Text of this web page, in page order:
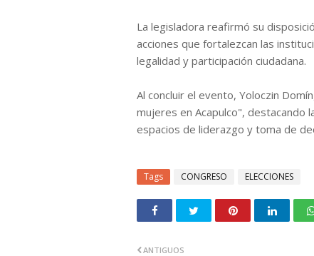
La legisladora reafirmó su
acciones que fortalezcan las
legalidad y participación ciudadana.
Al concluir el evento, Yoloczin
mujeres en Acapulco", destacando
espacios de liderazgo y toma de
Tags CONGRESO ELECCIONES
ANTIGUOS